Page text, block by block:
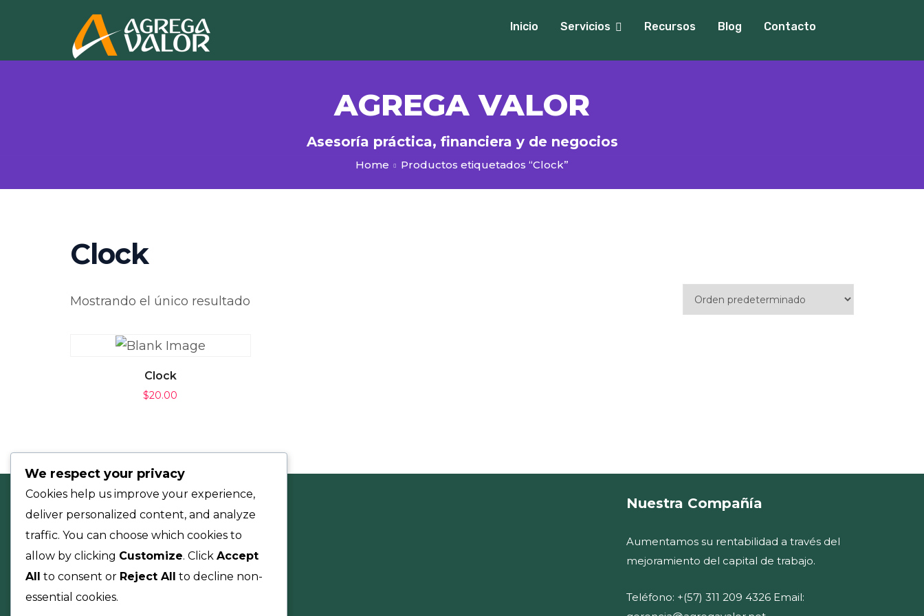
Inicio Servicios Recursos Blog Contacto
AGREGA VALOR
Asesoría práctica, financiera y de negocios
Home Productos etiquetados “Clock”
Clock
Mostrando el único resultado
AÑADIR AL CARRITO
Clock
$20.00
Nuestra Compañía
Aumentamos su rentabilidad a través del
mejoramiento del capital de trabajo.
Teléfono: +(57) 311 209 4326 Email:
We respect your privacy
Cookies help us improve your experience,
deliver personalized content, and analyze
traffic. You can choose which cookies to
allow by clicking Customize. Click Accept
All to consent or Reject All to decline non-
essential cookies.